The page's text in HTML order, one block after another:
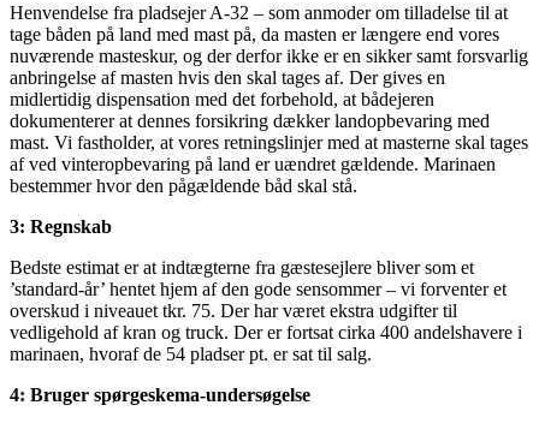
Henvendelse fra pladsejer A-32 – som anmoder om tilladelse til at
tage båden på land med mast på, da masten er længere end vores
nuværende masteskur, og der derfor ikke er en sikker samt forsvarlig
anbringelse af masten hvis den skal tages af. Der gives en
midlertidig dispensation med det forbehold, at bådejeren
dokumenterer at dennes forsikring dækker landopbevaring med
mast. Vi fastholder, at vores retningslinjer med at masterne skal tages
af ved vinteropbevaring på land er uændret gældende. Marinaen
bestemmer hvor den pågældende båd skal stå.
3: Regnskab
Bedste estimat er at indtægterne fra gæstesejlere bliver som et
’standard-år’ hentet hjem af den gode sensommer – vi forventer et
overskud i niveauet tkr. 75. Der har været ekstra udgifter til
vedligehold af kran og truck. Der er fortsat cirka 400 andelshavere i
marinaen, hvoraf de 54 pladser pt. er sat til salg.
4: Bruger spørgeskema-undersøgelse